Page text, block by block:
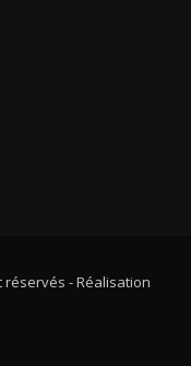
réservés - Réalisation